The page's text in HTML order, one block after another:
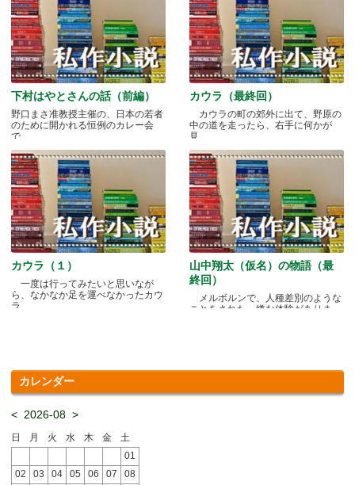
下村はやとさんの話（前編）
野口まさ准教授主催の、日本の若者
のために開かれる恒例のカレー会
で.....
カウラ（最終回）
カウラの町の郊外に出て、野原の
中の道を走ったら、右手に何かが
見.....
カウラ（１）
一度は行ってみたいと思いなが
ら、なかなか足を運べなかったカウ
ラ.....
山中翔太（仮名）の物語（最
終回）
メルボルンで、人種差別のような
ことをされた、嫌な体験がありま
カレンダー
< 2026-08 >
日 月 火 水 木 金
土
01
02
03 04 05 06 07
08